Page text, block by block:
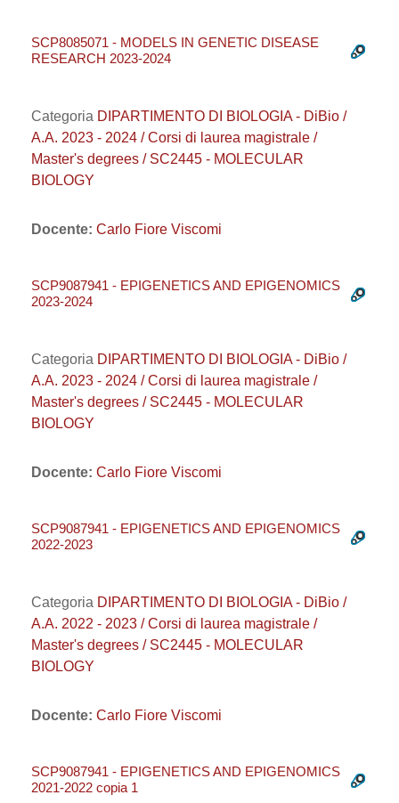
SCP8085071 - MODELS IN GENETIC DISEASE
RESEARCH 2023-2024
Categoria DIPARTIMENTO DI BIOLOGIA - DiBio /
A.A. 2023 - 2024 / Corsi di laurea magistrale /
Master's degrees / SC2445 - MOLECULAR
BIOLOGY
Docente: Carlo Fiore Viscomi
SCP9087941 - EPIGENETICS AND EPIGENOMICS
2023-2024
Categoria DIPARTIMENTO DI BIOLOGIA - DiBio /
A.A. 2023 - 2024 / Corsi di laurea magistrale /
Master's degrees / SC2445 - MOLECULAR
BIOLOGY
Docente: Carlo Fiore Viscomi
SCP9087941 - EPIGENETICS AND EPIGENOMICS
2022-2023
Categoria DIPARTIMENTO DI BIOLOGIA - DiBio /
A.A. 2022 - 2023 / Corsi di laurea magistrale /
Master's degrees / SC2445 - MOLECULAR
BIOLOGY
Docente: Carlo Fiore Viscomi
SCP9087941 - EPIGENETICS AND EPIGENOMICS
2021-2022 copia 1